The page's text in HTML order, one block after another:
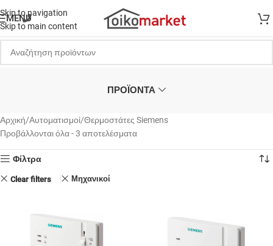
Skip to navigation
Skip to main content
MENU
ΠΡΟΪΟΝΤΑ
Αρχική Αυτοματισμοί Θερμοστάτες Siemens
Προβάλλονται όλα - 3 αποτελέσματα
Φίλτρα
Clear filters Μηχανικοί